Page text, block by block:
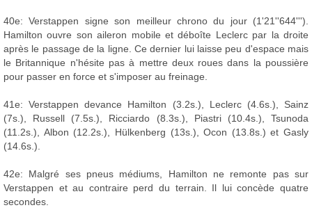
40e: Verstappen signe son meilleur chrono du jour (1'21''644''').
Hamilton ouvre son aileron mobile et déboîte Leclerc par la droite
après le passage de la ligne. Ce dernier lui laisse peu d'espace mais
le Britannique n'hésite pas à mettre deux roues dans la poussière
pour passer en force et s'imposer au freinage.
41e: Verstappen devance Hamilton (3.2s.), Leclerc (4.6s.), Sainz
(7s.), Russell (7.5s.), Ricciardo (8.3s.), Piastri (10.4s.), Tsunoda
(11.2s.), Albon (12.2s.), Hülkenberg (13s.), Ocon (13.8s.) et Gasly
(14.6s.).
42e: Malgré ses pneus médiums, Hamilton ne remonte pas sur
Verstappen et au contraire perd du terrain. Il lui concède quatre
secondes.